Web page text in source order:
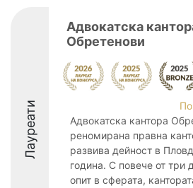
Лауреати
Адвокатска
Обретенови
Адвокатска кантора
реномирана правна
развива дейност в
година. С повече от три
опит в сферата,